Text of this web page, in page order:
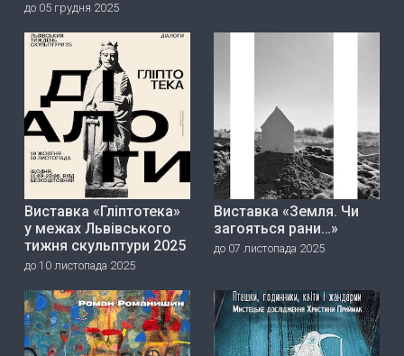
до 05 грудня 2025
Виставка «Гліптотека»
у межах Львівського
тижня скульптури 2025
до 10 листопада 2025
Виставка «Земля. Чи
загояться рани…»
до 07 листопада 2025